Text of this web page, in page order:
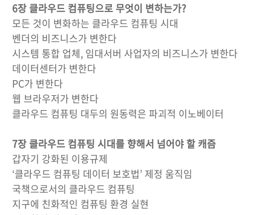
6장 클라우드 컴퓨팅으로 무엇이 변하는가?
모든 것이 변화하는 클라우드 컴퓨팅 시대
벤더의 비즈니스가 변한다
시스템 통합 업체, 임대서버 사업자의 비즈니스가 변한다
데이터센터가 변한다
PC가 변한다
웹 브라우저가 변한다
클라우드 컴퓨팅 대두의 원동력은 파괴적 이노베이터
7장 클라우드 컴퓨팅 시대를 향해서 넘어야 할 캐즘
갑자기 강화된 이용규제
‘클라우드 컴퓨팅 데이터 보호법’ 제정 움직임
국책으로서의 클라우드 컴퓨팅
지구에 친화적인 컴퓨팅 환경 실현